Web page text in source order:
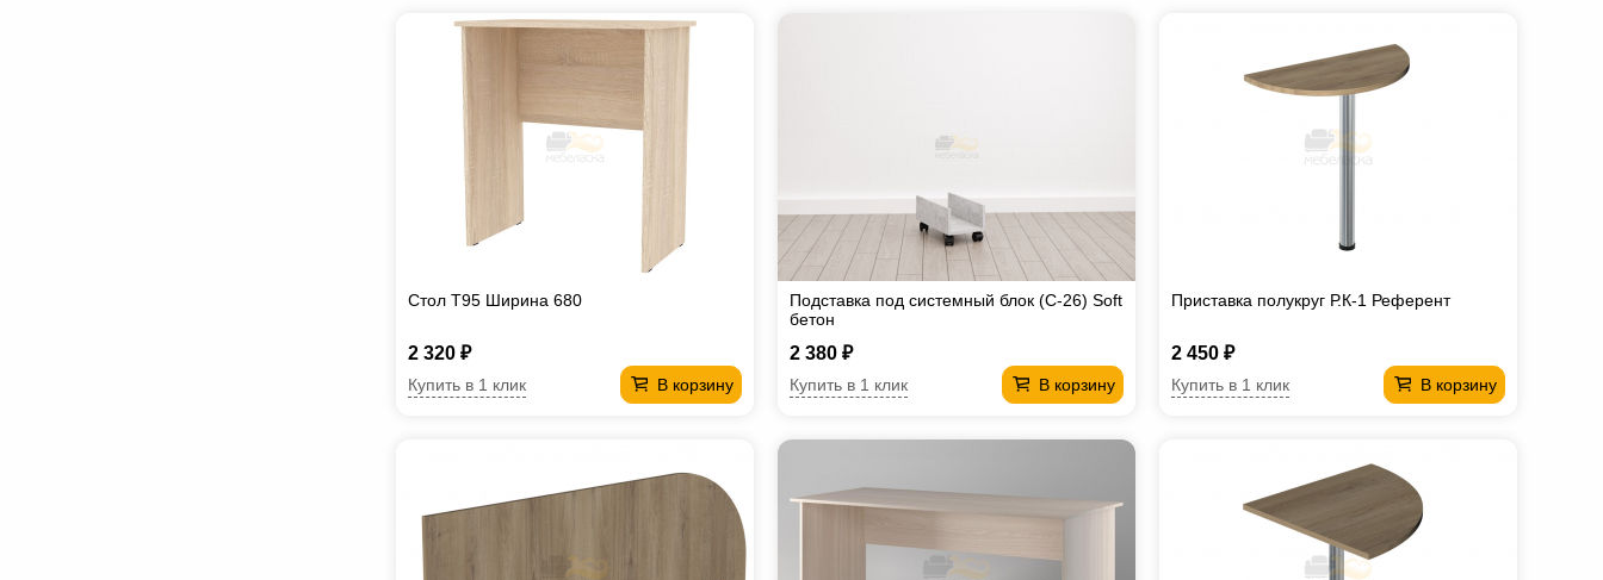
Стол T95 Ширина 680
2 320 ₽
В корзину
Купить в 1 клик
Подставка под системный блок (С-26) Soft
бетон
2 380 ₽
В корзину
Купить в 1 клик
Приставка полукруг Р.К-1 Референт
2 450 ₽
В корзину
Купить в 1 клик